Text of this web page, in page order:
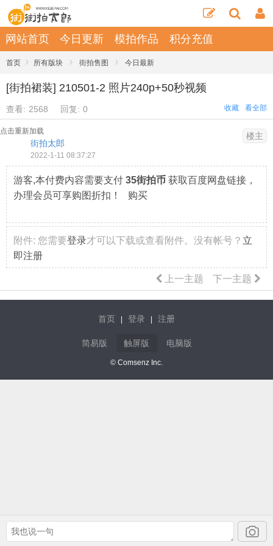
网站首页 今日更新 模拍作品 积分充值
首页 › 所有版块 › 街拍售图 › 今日最新
[街拍裙装] 210501-2 照片240p+50秒视频
查看: 2568 回复: 0 看全部
收藏
点击重新加载
街拍太郎
2022-1-11 08:37:27
楼主
游客,本付费内容需要支付 35街拍币 获取百度网盘链接，
办理会员可享购图折扣！ 购买
附件: 您需要登录才可以下载或查看附件。没有帐号？ 立
即注册
下一主题
上一主题
首页 登录 注册
简易版 触屏版 电脑版
© Comsenz Inc.